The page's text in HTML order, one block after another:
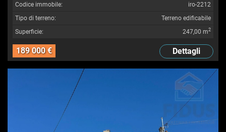
Codice immobile:
iro-2212
Tipo di terreno:
Terreno edificabile
Superficie:
247,00 m2
189 000 € Dettagli